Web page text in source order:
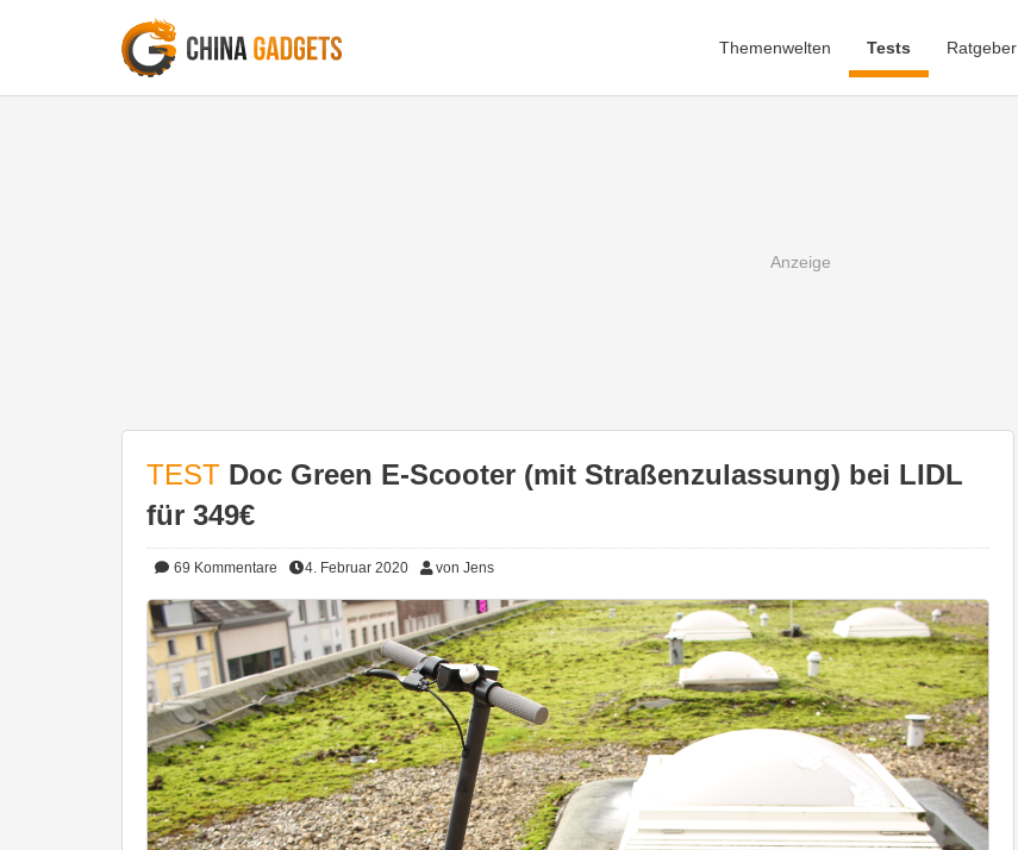
Themenwelten Tests Ratgeber
TEST Doc Green E-Scooter (mit Straßenzulassung) bei LIDL
für 349€
69 Kommentare 4. Februar 2020 von Jens